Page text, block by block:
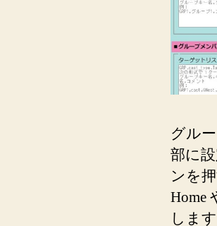
グル
部に
ンを
Home
しま